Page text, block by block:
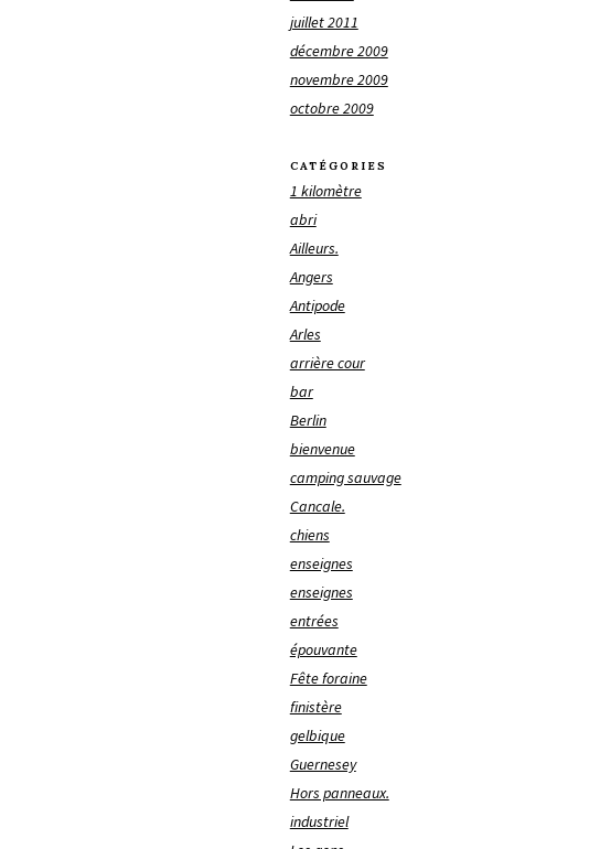
juillet 2011
décembre 2009
novembre 2009
octobre 2009
CATÉGORIES
1 kilomètre
abri
Ailleurs.
Angers
Antipode
Arles
arrière cour
bar
Berlin
bienvenue
camping sauvage
Cancale.
chiens
enseignes
enseignes
entrées
épouvante
Fête foraine
finistère
gelbique
Guernesey
Hors panneaux.
industriel